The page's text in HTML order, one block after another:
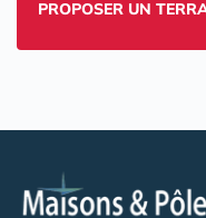
PROPOSER UN